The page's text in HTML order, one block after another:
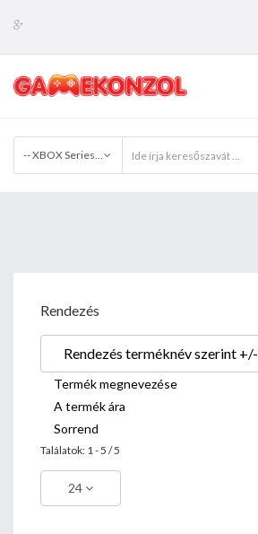
-- XBOX Series tartozékok
Rendezés
Rendezés terméknév szerint +/-
Termék megnevezése
A termék ára
Sorrend
Találatok: 1 - 5 / 5
24